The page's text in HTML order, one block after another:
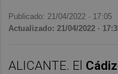
Publicado: 21/04/2022 · 17:05
Actualizado: 21/04/2022 ·
ALICANTE. El Cádiz